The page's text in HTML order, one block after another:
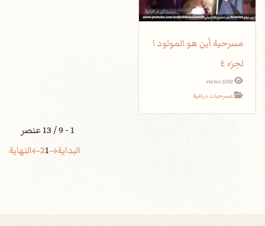
مسرحية أين هو المولود ا
لجزء ٤
1592 views
مسرحيات درامية
1 - 9 / 13 عنصر
البداية
1
2 النهاية